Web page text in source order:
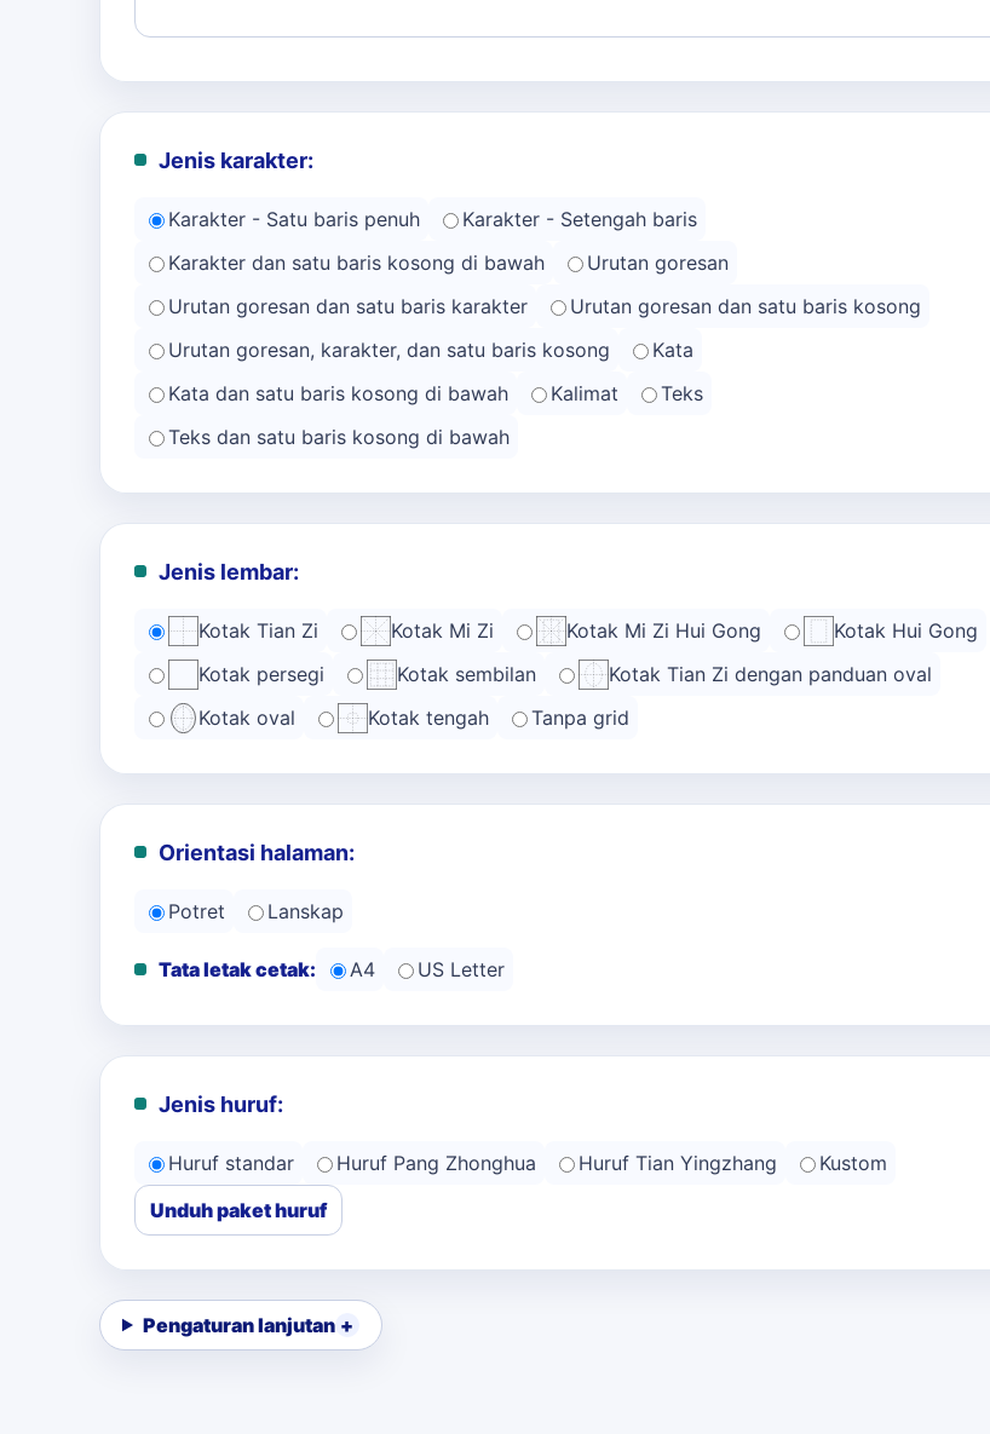
Jenis karakter:
Karakter - Satu baris penuh
Karakter - Setengah baris
Karakter dan satu baris kosong di bawah
Urutan goresan
Urutan goresan dan satu baris karakter
Urutan goresan dan satu baris kosong
Urutan goresan, karakter, dan satu baris kosong
Kata
Kata dan satu baris kosong di bawah
Kalimat
Teks
Teks dan satu baris kosong di bawah
Jenis lembar:
Kotak Tian Zi Kotak Mi Zi Kotak Mi Zi Hui Gong
Kotak Hui Gong
Kotak persegi
Kotak sembilan
Kotak Tian Zi dengan panduan oval
Kotak oval
Kotak tengah Tanpa grid
Orientasi halaman:
Potret Lanskap
Tata letak cetak: A4 US Letter
Jenis huruf:
Huruf standar Huruf Pang Zhonghua Huruf Tian Yingzhang
Kustom
Unduh paket huruf
Pengaturan lanjutan